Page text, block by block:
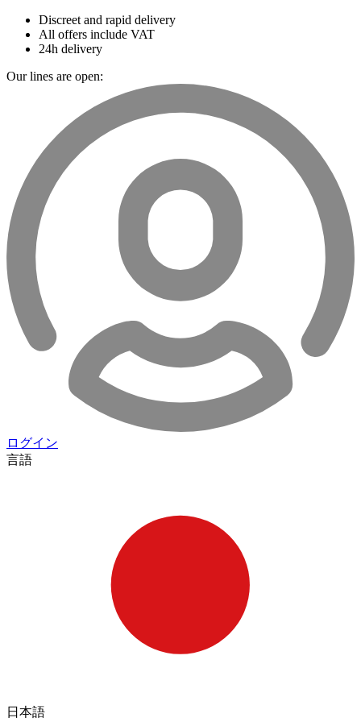
Discreet and rapid delivery
All offers include VAT
24h delivery
Our lines are open:
ログイン
言語
日本語